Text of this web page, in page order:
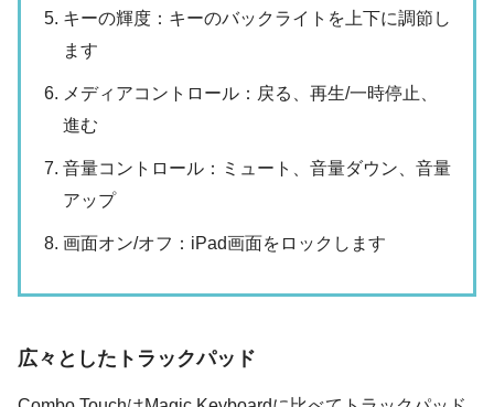
キーの輝度：キーのバックライトを上下に調節し
ます
メディアコントロール：戻る、再生/一時停止、
進む
音量コントロール：ミュート、音量ダウン、音量
アップ
画面オン/オフ：iPad画面をロックします
広々としたトラックパッド